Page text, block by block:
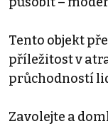
Tento objekt
příležitost v
průchodností
Zavolejte a